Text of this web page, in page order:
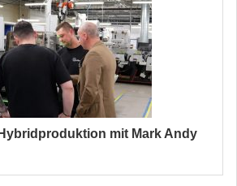
mit Mark Andy